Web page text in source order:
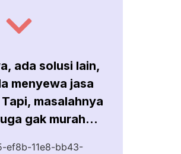
ada solusi lain,
menyewa jasa
masalahnya
gak murah...